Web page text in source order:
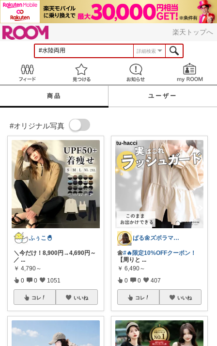
楽天トップへ
詳細検索
見つける お知らせ
商品 ユーザー
#オリジナル写真
ふぅこ🐣
＼今だけ！8,900円→4,690円～
／ ...
￥ 4,790～
0 0 1051
コレ いいね
ぱる🌼ズボラママのラク家事
🌼#🔥限定10%OFFクーポン！
【周りと ...
￥ 6,490～
0 0 407
コレ いいね